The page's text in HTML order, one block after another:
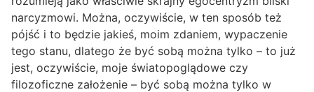
narcyzmowi. Można, oczywiście, w ten sposób też
pójść i to będzie jakieś, moim zdaniem, wypaczenie
tego stanu, dlatego że być sobą można tylko – to już
jest, oczywiście, moje światopoglądowe czy
filozoficzne założenie – być sobą można tylko w